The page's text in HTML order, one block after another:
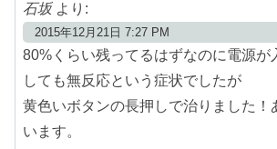
石坂 より:
2015年12月21日 7:27 PM
80%くらい残ってるはずなのに電源が
しても無反応という症状でしたが
黄色いボタンの長押しで治りました！
います。